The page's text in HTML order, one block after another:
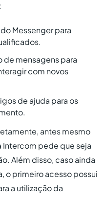
Messenger para
de mensagens para
com novos
de ajuda para os
antes mesmo
Intercom pede que seja
Além disso, caso ainda
o primeiro acesso possui
a utilização da